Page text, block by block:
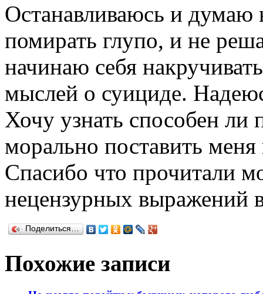
Останавливаюсь и думаю
помирать глупо, и не
начинаю себя
мыслей о суициде.
Хочу узнать способен ли
морально поставить
Спасибо что прочитали
нецензурных выражений
Поделиться…
Похожие записи